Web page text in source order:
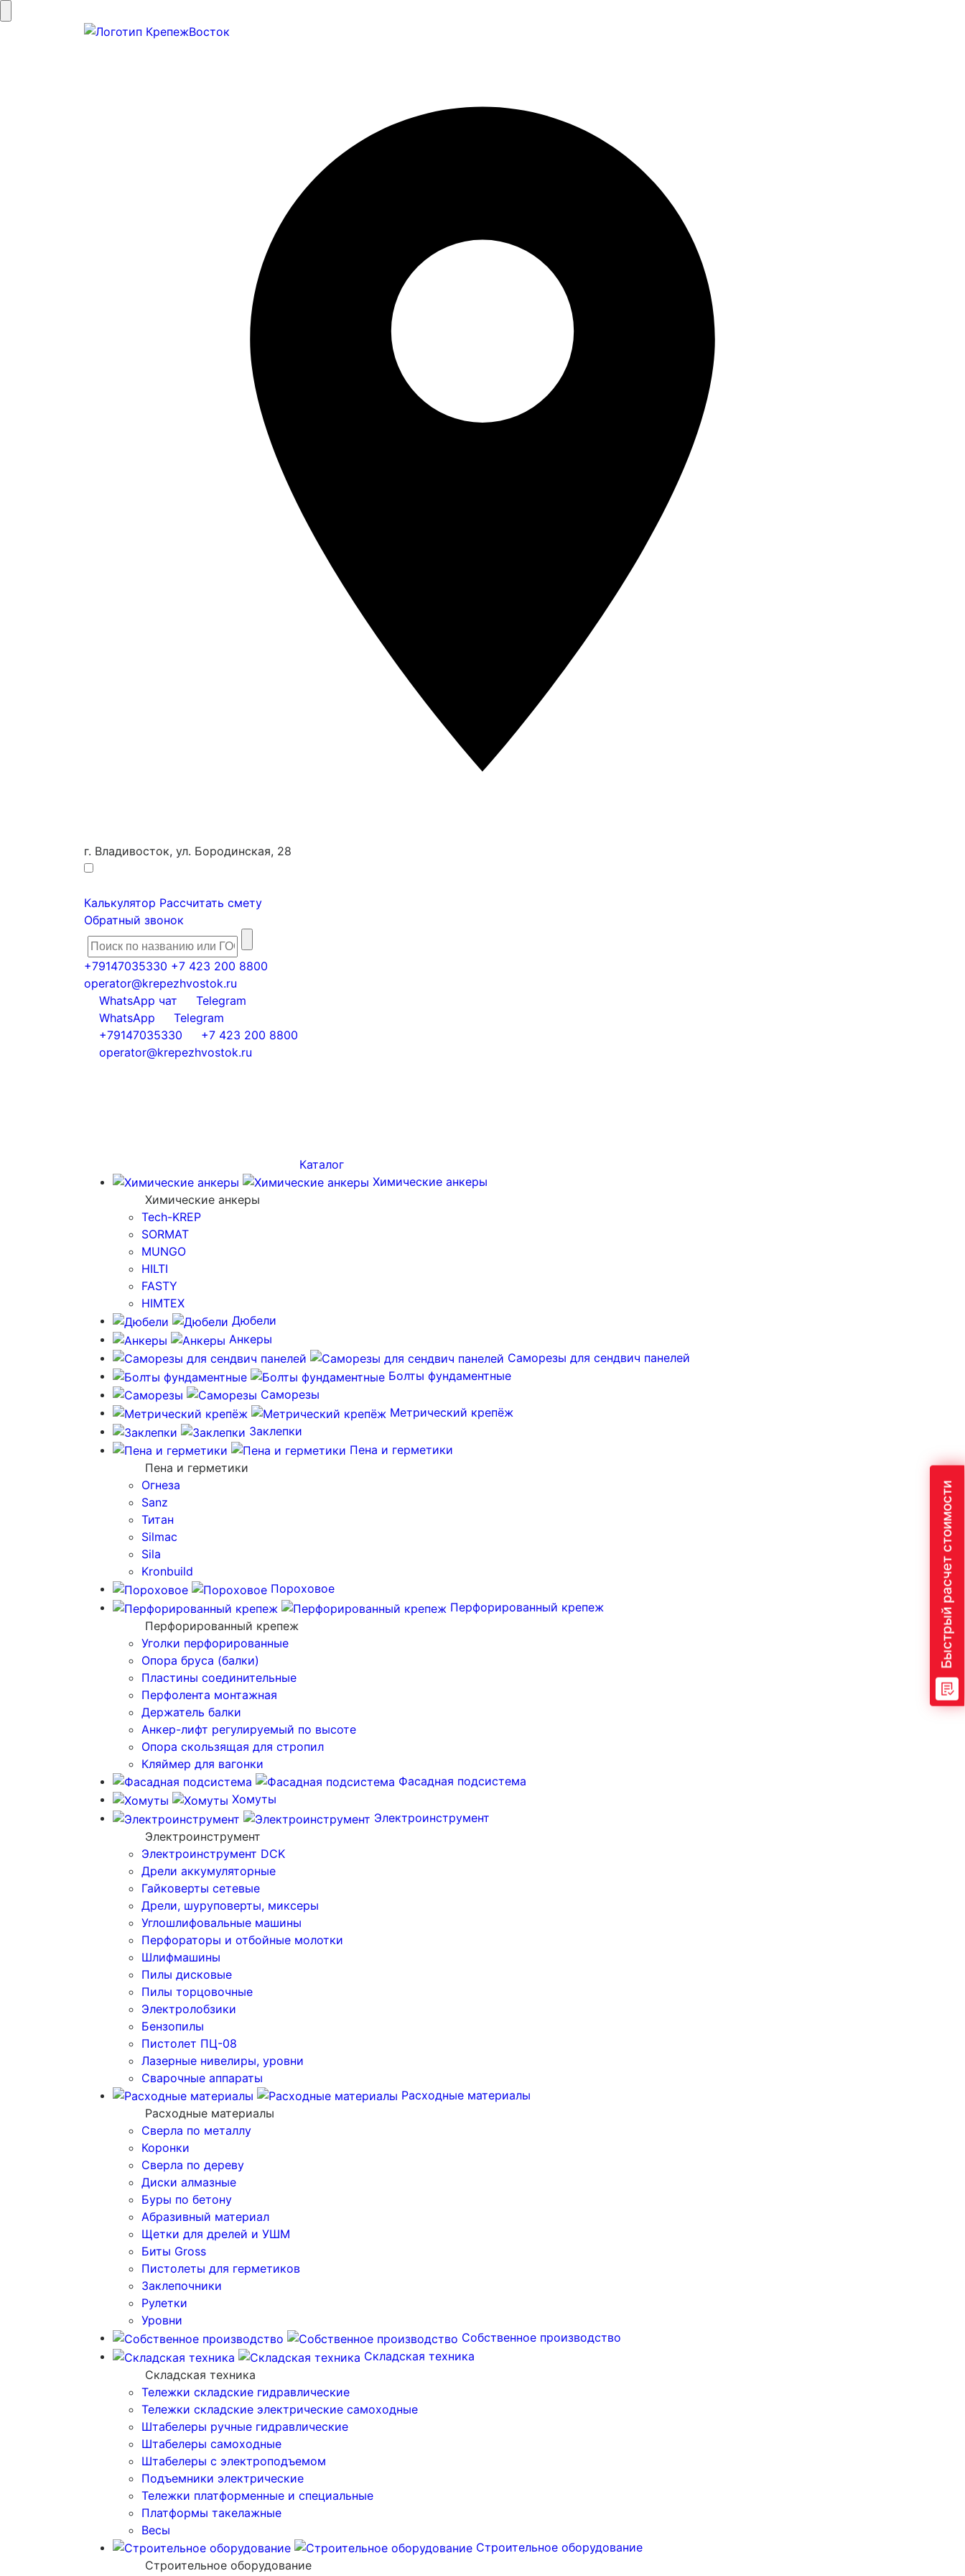
Быстрый расчет стоимости
г. Владивосток, ул. Бородинская, 28
Калькулятор Рассчитать смету
Обратный звонок
+79147035330 +7 423 200 8800
operator@krepezhvostok.ru
WhatsApp чат
Telegram
WhatsApp
Telegram
+79147035330
+7 423 200 8800
operator@krepezhvostok.ru
Каталог
Химические анкеры
Химические анкеры
Tech-KREP
SORMAT
MUNGO
HILTI
FASTY
HIMTEX
Дюбели
Анкеры
Саморезы для сендвич панелей
Болты фундаментные
Саморезы
Метрический крепёж
Заклепки
Пена и герметики
Пена и герметики
Огнеза
Sanz
Титан
Silmac
Sila
Kronbuild
Пороховое
Перфорированный крепеж
Перфорированный крепеж
Уголки перфорированные
Опора бруса (балки)
Пластины соединительные
Перфолента монтажная
Держатель балки
Анкер-лифт регулируемый по высоте
Опора скользящая для стропил
Кляймер для вагонки
Фасадная подсистема
Хомуты
Электроинструмент
Электроинструмент
Электроинструмент DCK
Дрели аккумуляторные
Гайковерты сетевые
Дрели, шуруповерты, миксеры
Углошлифовальные машины
Перфораторы и отбойные молотки
Шлифмашины
Пилы дисковые
Пилы торцовочные
Электролобзики
Бензопилы
Пистолет ПЦ-08
Лазерные нивелиры, уровни
Сварочные аппараты
Расходные материалы
Расходные материалы
Сверла по металлу
Коронки
Сверла по дереву
Диски алмазные
Буры по бетону
Абразивный материал
Щетки для дрелей и УШМ
Биты Gross
Пистолеты для герметиков
Заклепочники
Рулетки
Уровни
Собственное производство
Складская техника
Складская техника
Тележки складские гидравлические
Тележки складские электрические самоходные
Штабелеры ручные гидравлические
Штабелеры самоходные
Штабелеры с электроподъемом
Подъемники электрические
Тележки платформенные и специальные
Платформы такелажные
Весы
Строительное оборудование
Строительное оборудование